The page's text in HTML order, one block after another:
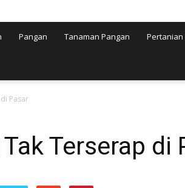
Pangan Tanaman Pangan Pertanian
Pasar
Terserap di